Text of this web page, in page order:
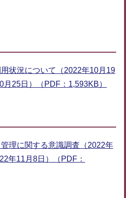
状況について（2022年10月19
月25日）（PDF：1,593KB）
理に関する意識調査（2022年
年11月8日）（PDF：